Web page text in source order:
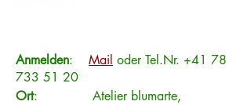
Anmelden: Mail oder Tel.Nr. +41 78
733 51 20
Ort: Atelier blumarte,